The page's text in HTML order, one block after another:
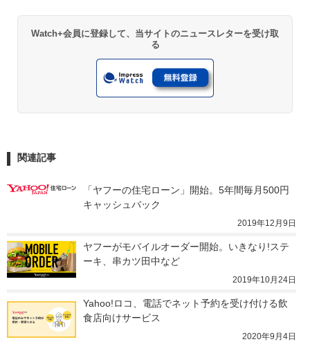
Watch+会員に登録して、当サイトのニュースレターを受け取
る
関連記事
「ヤフーの住宅ローン」開始。5年間毎月500円
キャッシュバック
2019年12月9日
ヤフーがモバイルオーダー開始。いきなり!ステ
ーキ、串カツ田中など
2019年10月24日
Yahoo!ロコ、電話でネット予約を受け付ける飲
食店向けサービス
2020年9月4日